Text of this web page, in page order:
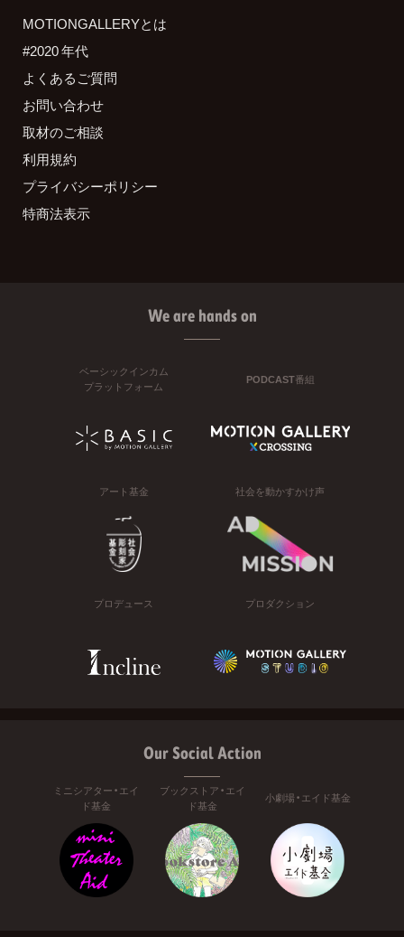
MOTIONGALLERYとは
#2020 年代
よくあるご質問
お問い合わせ
取材のご相談
利用規約
プライバシーポリシー
特商法表示
We are hands on
ベーシックインカム
プラットフォーム
PODCAST番組
アート基金 社会を動かすかけ声
プロデュース プロダクション
Our Social Action
ミニシアター・エイ
ド基金
ブックストア・エイ
ド基金
小劇場・エイド基金